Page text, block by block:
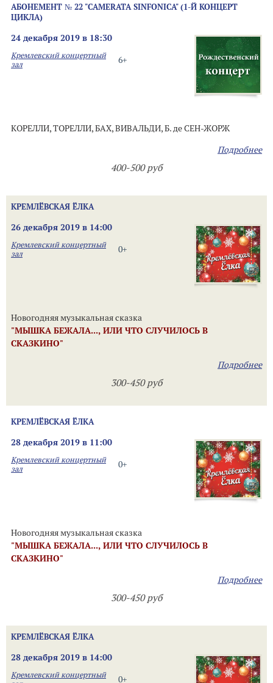
АБОНЕМЕНТ № 22 "CAMERATA SINFONICA" (1-Й КОНЦЕРТ
ЦИКЛА)
24 декабря 2019 в 18:30
6+
Кремлевский концертный
зал
КОРЕЛЛИ, ТОРЕЛЛИ, БАХ, ВИВАЛЬДИ, Б. де СЕН-ЖОРЖ
Подробнее
400-500 руб
КРЕМЛЁВСКАЯ ЁЛКА
26 декабря 2019 в 14:00
0+
Кремлевский концертный
зал
Новогодняя музыкальная сказка
"МЫШКА БЕЖАЛА..., ИЛИ ЧТО СЛУЧИЛОСЬ В
СКАЗКИНО"
Подробнее
300-450 руб
КРЕМЛЁВСКАЯ ЁЛКА
28 декабря 2019 в 11:00
0+
Кремлевский концертный
зал
Новогодняя музыкальная сказка
"МЫШКА БЕЖАЛА..., ИЛИ ЧТО СЛУЧИЛОСЬ В
СКАЗКИНО"
Подробнее
300-450 руб
КРЕМЛЁВСКАЯ ЁЛКА
28 декабря 2019 в 14:00
0+
Кремлевский концертный